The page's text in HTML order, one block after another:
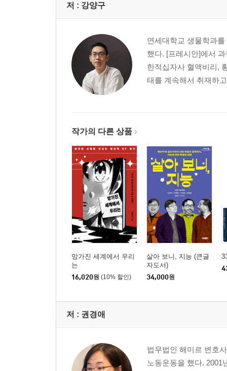
넛지와 프레임
4장 금융시장을 뒤흔든 사모펀드 신드롬
사모펀드란 무엇인가
블라인드펀드는 또 뭡니까
레드펀드와 미상장 제조업체 익성
블루펀드의 서울시 지하철 공공 와이파이 사업
5장 세상에서 가장 짜릿한 도박
코링크PE－투자냐 대여냐
공직자윤리법의 백지신탁거부죄란
컨설팅비 월 860만 원! 업무상횡령죄일까
블루펀드는 이차전지 사업에 눈독
수표 7억 3천만 원의 행방, 코링크PE 익성 소유설
주식 실물 보유는 사채업자가 하는 짓
6장 위선은 싫다! 586정치엘리트
저 : 강양구
연세대학교 생물학과
했다. [프레시안]에서
한적십자사 혈액비리,
태를 계속해서 취재하
작가의 다른 상품
망가진 세계에서 우리
는
16,020원 (10% 할인)
살아 보니, 지능 (큰글
자도서)
34,000원
저 : 권경애
법무법인 해미르 변호
노동운동을 했다. 2001